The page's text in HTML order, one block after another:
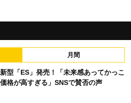
月間
型「ES」発売！「未来感あってかっこ
格が高すぎる」SNSで賛否の声